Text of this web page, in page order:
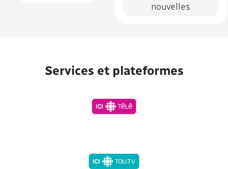
nouvelles
Services et plateformes